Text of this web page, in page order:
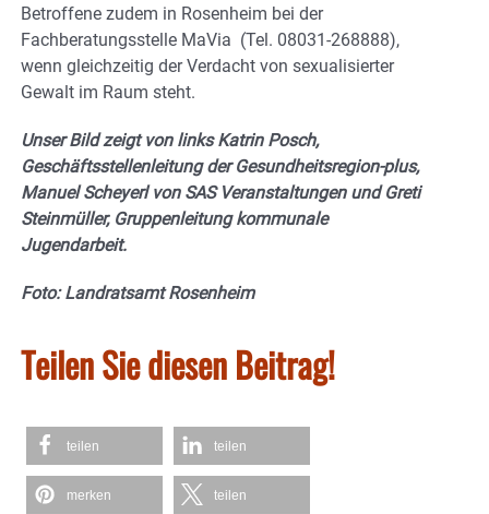
Betroffene zudem in Rosenheim bei der
Fachberatungsstelle MaVia (Tel. 08031-268888),
wenn gleichzeitig der Verdacht von sexualisierter
Gewalt im Raum steht.
Unser Bild zeigt von links Katrin Posch,
Geschäftsstellenleitung der Gesundheitsregion-plus,
Manuel Scheyerl von SAS Veranstaltungen und Greti
Steinmüller, Gruppenleitung kommunale
Jugendarbeit.
Foto: Landratsamt Rosenheim
Teilen Sie diesen Beitrag!
teilen teilen
merken teilen